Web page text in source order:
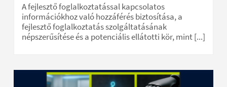
A fejlesztő foglalkoztatással kapcsolatos
információkhoz való hozzáférés biztosítása, a
fejlesztő foglalkoztatás szolgáltatásának
népszerűsítése és a potenciális ellátotti kör, mint [...]